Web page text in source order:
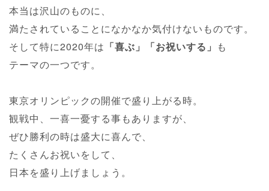
本当は沢山のものに、
満たされていることになかなか気付けないものです。
そして特に2020年は 「喜ぶ」「お祝いする」 も
テーマの一つです。
東京オリンピックの開催で盛り上がる時。
観戦中、一喜一憂する事もありますが、
ぜひ勝利の時は盛大に喜んで、
たくさんお祝いをして、
日本を盛り上げましょう。